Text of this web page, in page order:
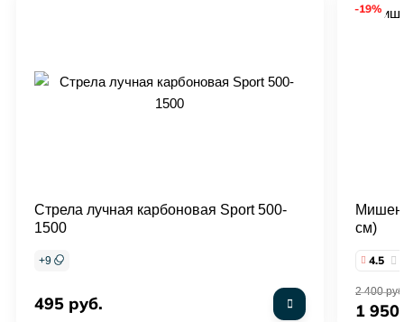
Стрела лучная карбоновая Sport 500-
1500
+9
495 руб.
-19%
см)
4.5
2 400
1 950